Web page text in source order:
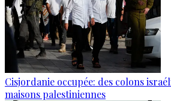
Cisjordanie occupée: des colons
maisons palestiniennes